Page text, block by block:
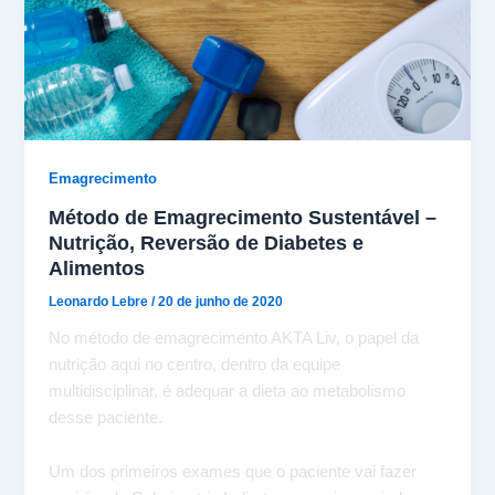
Emagrecimento
Método de Emagrecimento Sustentável –
Nutrição, Reversão de Diabetes e
Alimentos
Leonardo Lebre/20 de junho de 2020
No método de emagrecimento AKTA Liv, o papel da
nutrição aqui no centro, dentro da equipe
multidisciplinar, é adequar a dieta ao metabolismo
desse paciente.
Um dos primeiros exames que o paciente vai fazer